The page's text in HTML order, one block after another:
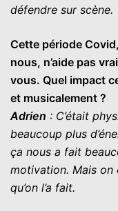
défendre sur scène.
Cette période
nous, n’aide pas
vous. Quel impact
et musicalement ?
Adrien : C’était
beaucoup plus
ça nous a fait
motivation. Mais on
qu’on l’a fait.